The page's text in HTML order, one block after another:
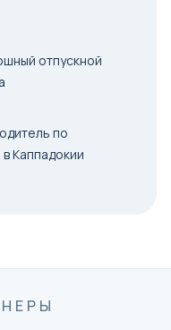
отпускной
по
Каппадокии